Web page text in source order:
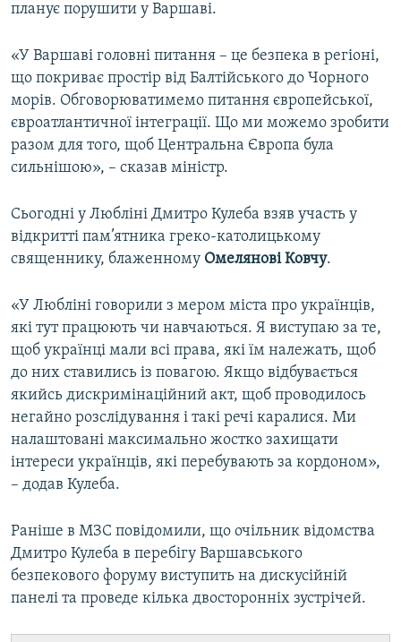
планує порушити у Варшаві.
«У Варшаві головні питання – це безпека в регіоні,
що покриває простір від Балтійського до Чорного
морів. Обговорюватимемо питання європейської,
євроатлантичної інтеграції. Що ми можемо зробити
разом для того, щоб Центральна Європа була
сильнішою», – сказав міністр.
Сьогодні у Любліні Дмитро Кулеба взяв участь у
відкритті пам’ятника греко-католицькому
священнику, блаженному Омелянові Ковчу.
«У Любліні говорили з мером міста про українців,
які тут працюють чи навчаються. Я виступаю за те,
щоб українці мали всі права, які їм належать, щоб
до них ставились із повагою. Якщо відбувається
якийсь дискримінаційний акт, щоб проводилось
негайно розслідування і такі речі каралися. Ми
налаштовані максимально жостко захищати
інтереси українців, які перебувають за кордоном»,
– додав Кулеба.
Раніше в МЗС повідомили, що очільник відомства
Дмитро Кулеба в перебігу Варшавського
безпекового форуму виступить на дискусійній
панелі та проведе кілька двосторонніх зустрічей.